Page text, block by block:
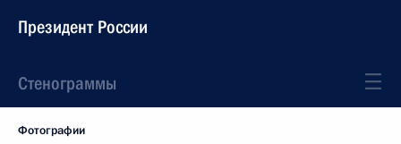
Президент России
Стенограммы
Фотографии